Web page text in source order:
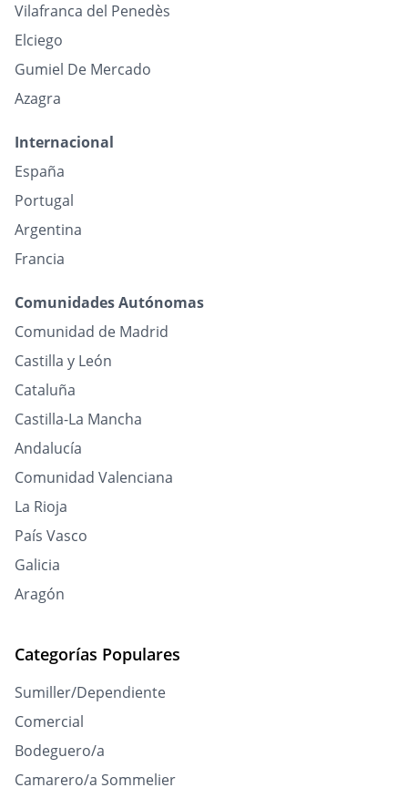
Vilafranca del Penedès
Elciego
Gumiel De Mercado
Azagra
Internacional
España
Portugal
Argentina
Francia
Comunidades Autónomas
Comunidad de Madrid
Castilla y León
Cataluña
Castilla-La Mancha
Andalucía
Comunidad Valenciana
La Rioja
País Vasco
Galicia
Aragón
Categorías Populares
Sumiller/Dependiente
Comercial
Bodeguero/a
Camarero/a Sommelier